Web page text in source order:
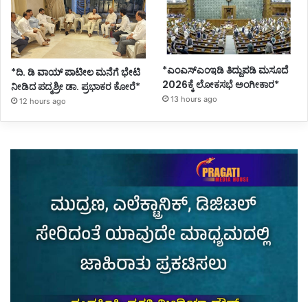
*ದಿ. ಡಿ ವಾಯ್ ಪಾಟೀಲ ಮನೆಗೆ ಭೇಟಿ
ನೀಡಿದ ಪದ್ಮಶ್ರೀ ಡಾ. ಪ್ರಭಾಕರ ಕೋರೆ*
12 hours ago
*ಎಂಎಸ್‌ಎಂಇಡಿ ತಿದ್ದುಪಡಿ ಮಸೂದೆ
2026ಕ್ಕೆ ಲೋಕಸಭೆ ಅಂಗೀಕಾರ*
13 hours ago